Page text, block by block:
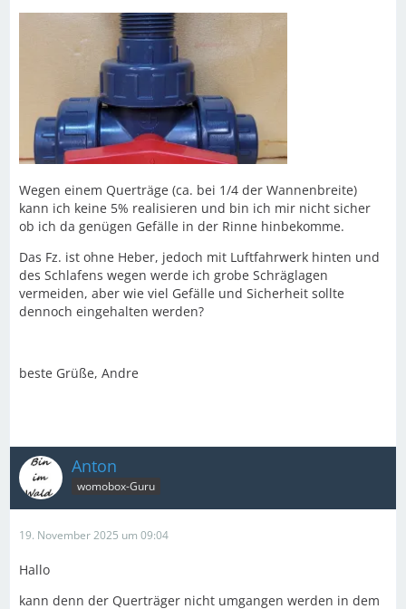
Wegen einem Querträge (ca. bei 1/4 der Wannenbreite)
kann ich keine 5% realisieren und bin ich mir nicht sicher
ob ich da genügen Gefälle in der Rinne hinbekomme.
Das Fz. ist ohne Heber, jedoch mit Luftfahrwerk hinten und
des Schlafens wegen werde ich grobe Schräglagen
vermeiden, aber wie viel Gefälle und Sicherheit sollte
dennoch eingehalten werden?
beste Grüße, Andre
Anton
womobox-Guru
19. November 2025 um 09:04
Hallo
kann denn der Querträger nicht umgangen werden in dem